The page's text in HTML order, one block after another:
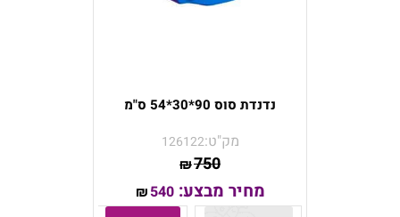
נדנדת סוס 90*30*54 ס"מ
מק"ט:126122
₪750
מחיר מבצע: ₪540